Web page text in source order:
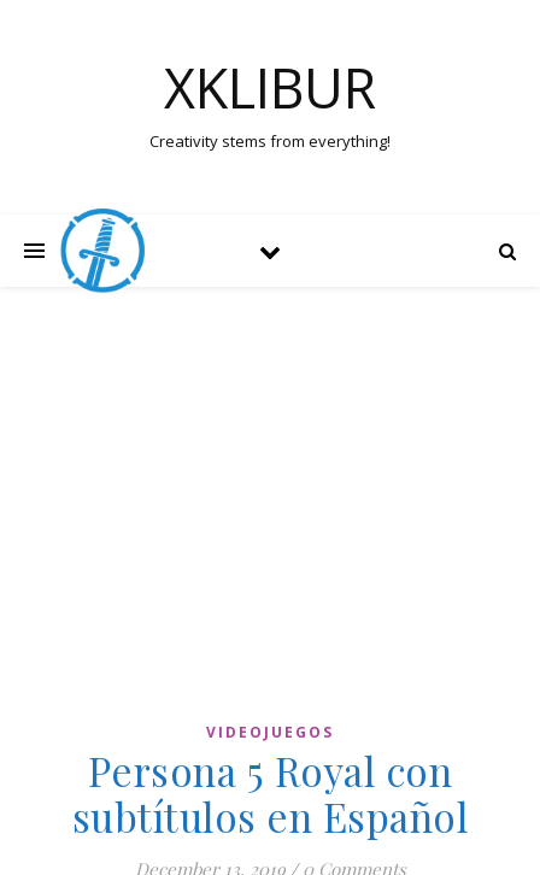
XKLIBUR
Creativity stems from everything!
VIDEOJUEGOS
Persona 5 Royal con
subtítulos en Español
December 13, 2019 / 0 Comments